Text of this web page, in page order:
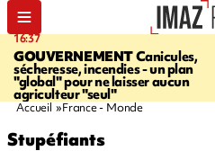
16:37
GOUVERNEMENTCanicules,
sécheresse, incendies - un plan
"global" pour ne laisser aucun
agriculteur "seul"
Accueil France - Monde
Stupéfiants